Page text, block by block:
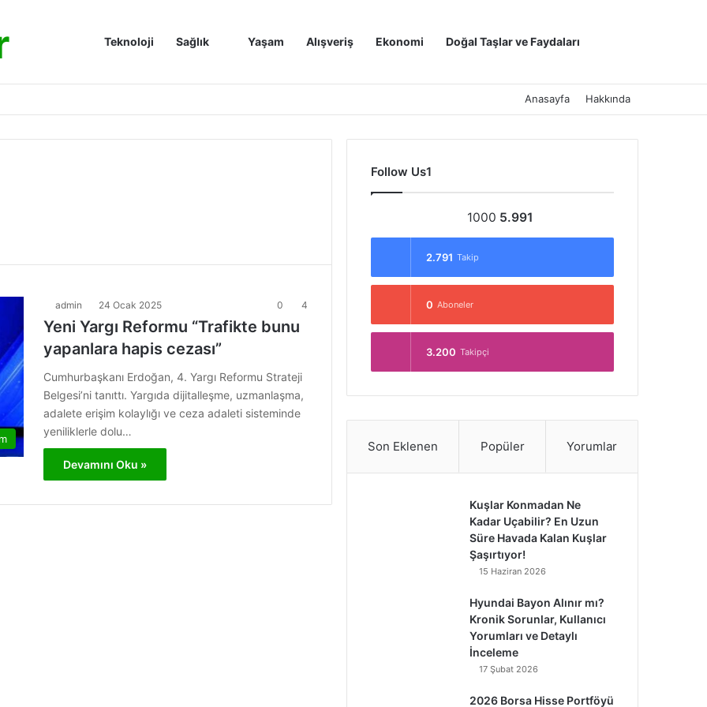
Anasayfa
Teknoloji Sağlık Yaşam Alışveriş Ekonomi Doğal Taşlar ve Faydaları
Anasayfa Hakkında
admin 24 Ocak 2025 0 4
Yeni Yargı Reformu “Trafikte bunu
yapanlara hapis cezası”
Cumhurbaşkanı Erdoğan, 4. Yargı Reformu Strateji
Belgesi’ni tanıttı. Yargıda dijitalleşme, uzmanlaşma,
adalete erişim kolaylığı ve ceza adaleti sisteminde
yeniliklerle dolu…
Devamını Oku »
Follow Us1
1000 5.991
2.791 Takip
0 Aboneler
3.200 Takipçi
Son Eklenen Popüler Yorumlar
Kuşlar Konmadan Ne
Kadar Uçabilir? En Uzun
Süre Havada Kalan Kuşlar
Şaşırtıyor!
15 Haziran 2026
Hyundai Bayon Alınır mı?
Kronik Sorunlar, Kullanıcı
Yorumları ve Detaylı
İnceleme
17 Şubat 2026
2026 Borsa Hisse Portföyü